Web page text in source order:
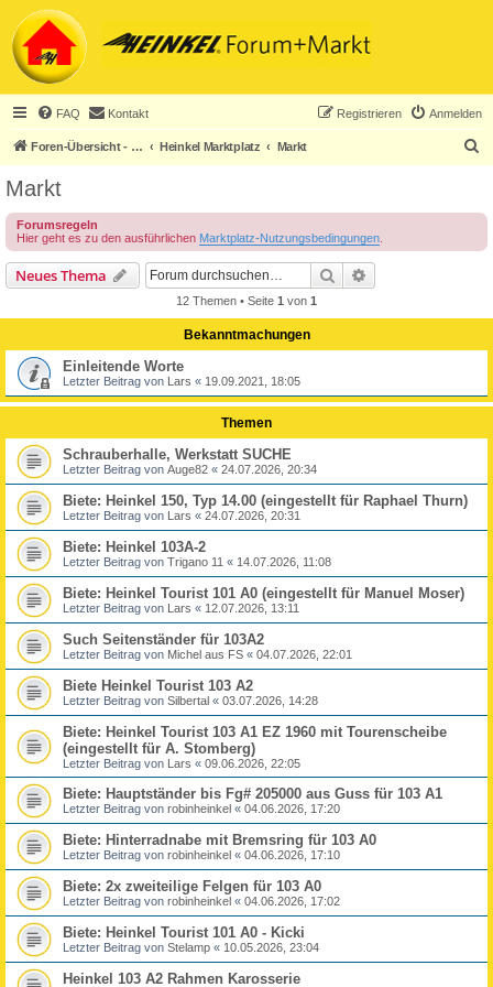
FAQ Kontakt Anmelden
Registrieren
Foren-Übersicht - ACHTUNG! Neuregistrierung nur noch für Heinkel-Club-Mitglieder! Heinkel Marktplatz Markt
e
Markt
Forumsregeln
Hier geht es zu den ausführlichen Marktplatz-Nutzungsbedingungen
Neues Thema Suche
12 Themen • Seite 1 von 1
Bekanntmachungen
Einleitende Worte
Letzter Beitrag von Lars « 19.09.2021, 18:05
Themen
Schrauberhalle, Werkstatt SUCHE
Letzter Beitrag von Auge82 « 24.07.2026, 20:34
Biete: Heinkel 150, Typ 14.00 (eingestellt für Raphael Thurn)
Letzter Beitrag von Lars « 24.07.2026, 20:31
Biete: Heinkel 103A-2
Letzter Beitrag von Trigano 11 « 14.07.2026, 11:08
Biete: Heinkel Tourist 101 A0 (eingestellt für Manuel Moser)
Letzter Beitrag von Lars « 12.07.2026, 13:11
Such Seitenständer für 103A2
Letzter Beitrag von Michel aus FS « 04.07.2026, 22:01
Biete Heinkel Tourist 103 A2
Letzter Beitrag von Silbertal « 03.07.2026, 14:28
Biete: Heinkel Tourist 103 A1 EZ 1960 mit Tourenscheibe
(eingestellt für A. Stomberg)
Letzter Beitrag von Lars « 09.06.2026, 22:05
Biete: Hauptständer bis Fg# 205000 aus Guss für 103 A1
Letzter Beitrag von robinheinkel « 04.06.2026, 17:20
Biete: Hinterradnabe mit Bremsring für 103 A0
Letzter Beitrag von robinheinkel « 04.06.2026, 17:10
Biete: 2x zweiteilige Felgen für 103 A0
Letzter Beitrag von robinheinkel « 04.06.2026, 17:02
Biete: Heinkel Tourist 101 A0 - Kicki
Letzter Beitrag von Stelamp « 10.05.2026, 23:04
Heinkel 103 A2 Rahmen Karosserie